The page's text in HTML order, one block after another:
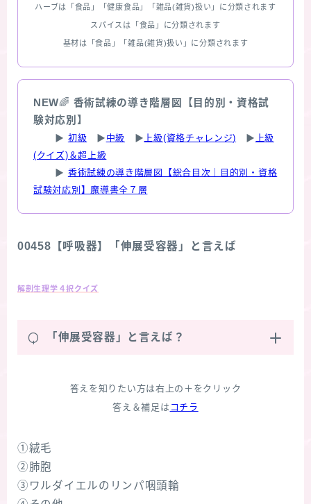
ハーブは「食品」「健康食品」「雑品(雑貨)扱い」に分類されます
スパイスは「食品」に分類されます
基材は「食品」「雑品(雑貨)扱い」に分類されます
NEW🌈 香術試練の導き階層図【目的別・資格試
験対応別】
▶ 初級 ▶ 中級 ▶ 上級(資格チャレンジ) ▶ 上級
(クイズ)＆超上級
▶ 香術試練の導き階層図【総合目次｜目的別・資格
試験対応別】魔導書全７層
00458【呼吸器】「伸展受容器」と言えば
解剖生理学４択クイズ
Q 「伸展受容器」と言えば？
答えを知りたい方は右上の＋をクリック
答え＆補足は コチラ
①絨毛
②肺胞
③ワルダイエルのリンパ咽頭輪